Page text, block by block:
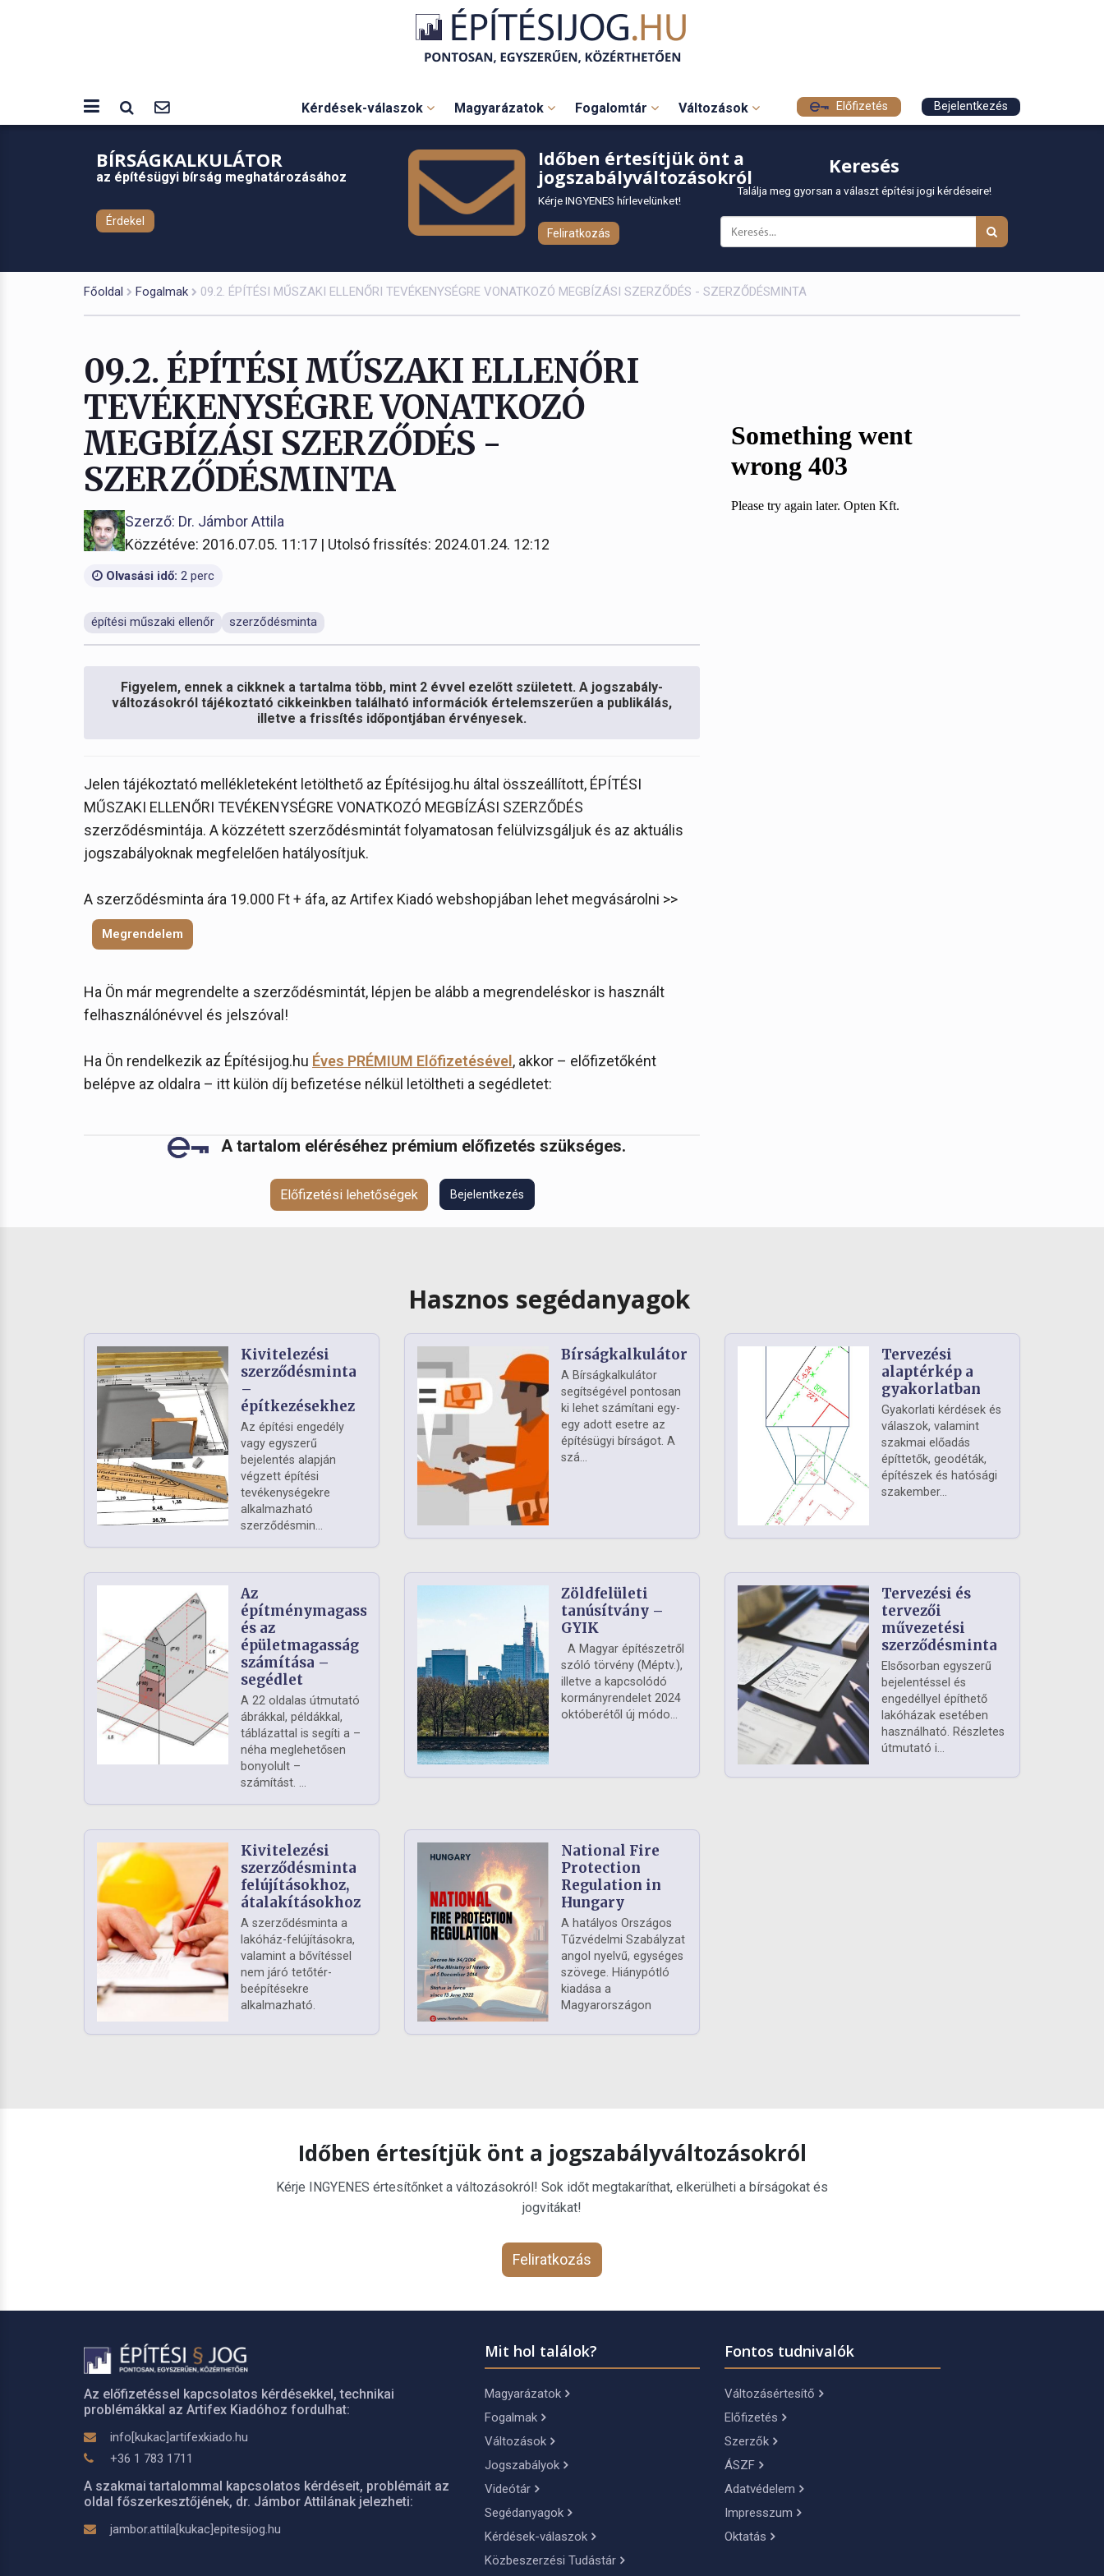
Kérdések-válaszok Magyarázatok Fogalomtár Változások Előfizetés Bejelentkezés
BÍRSÁGKALKULÁTOR
az építésügyi bírság meghatározásához
Érdekel
Időben értesítjük önt a
jogszabályváltozásokról
Kérje INGYENES hírlevelünket!
Feliratkozás
Keresés
Találja meg gyorsan a választ építési jogi kérdéseire!
Főoldal Fogalmak 09.2. ÉPÍTÉSI MŰSZAKI ELLENŐRI TEVÉKENYSÉGRE VONATKOZÓ MEGBÍZÁSI SZERZŐDÉS - SZERZŐDÉSMINTA
09.2. ÉPÍTÉSI MŰSZAKI ELLENŐRI
TEVÉKENYSÉGRE VONATKOZÓ
MEGBÍZÁSI SZERZŐDÉS -
SZERZŐDÉSMINTA
Szerző: Dr. Jámbor Attila
Közzétéve: 2016.07.05. 11:17 | Utolsó frissítés: 2024.01.24. 12:12
Olvasási idő: 2 perc
építési műszaki ellenőr szerződésminta
Figyelem, ennek a cikknek a tartalma több, mint 2 évvel ezelőtt született. A jogszabály-
változásokról tájékoztató cikkeinkben található információk értelemszerűen a publikálás,
illetve a frissítés időpontjában érvényesek.
Jelen tájékoztató mellékleteként letölthető az Építésijog.hu által összeállított, ÉPÍTÉSI
MŰSZAKI ELLENŐRI TEVÉKENYSÉGRE VONATKOZÓ MEGBÍZÁSI SZERZŐDÉS
szerződésmintája. A közzétett szerződésmintát folyamatosan felülvizsgáljuk és az aktuális
jogszabályoknak megfelelően hatályosítjuk.
A szerződésminta ára 19.000 Ft + áfa, az Artifex Kiadó webshopjában lehet megvásárolni >>
Megrendelem
Ha Ön már megrendelte a szerződésmintát, lépjen be alább a megrendeléskor is használt
felhasználónévvel és jelszóval!
Ha Ön rendelkezik az Építésijog.hu Éves PRÉMIUM Előfizetésével , akkor – előfizetőként
belépve az oldalra – itt külön díj befizetése nélkül letöltheti a segédletet:
A tartalom eléréséhez prémium előfizetés szükséges.
Előfizetési lehetőségek Bejelentkezés
Hasznos segédanyagok
Kivitelezési
szerződésminta
–
építkezésekhez
Az építési engedély
vagy egyszerű
bejelentés alapján
végzett építési
tevékenységekre
alkalmazható
szerződésmin...
Bírságkalkulátor
A Bírságkalkulátor
segítségével pontosan
ki lehet számítani egy-
egy adott esetre az
építésügyi bírságot. A
szá...
Tervezési
alaptérkép a
gyakorlatban
Gyakorlati kérdések és
válaszok, valamint
szakmai előadás
építtetők, geodéták,
építészek és hatósági
szakember...
Az
építménymagasság
és az
épületmagasság
számítása –
segédlet
A 22 oldalas útmutató
ábrákkal, példákkal,
táblázattal is segíti a –
néha meglehetősen
bonyolult –
számítást. ...
Zöldfelületi
tanúsítvány –
GYIK
A Magyar építészetről
szóló törvény (Méptv.),
illetve a kapcsolódó
kormányrendelet 2024
októberétől új módo...
Tervezési és
tervezői
művezetési
szerződésminta
Elsősorban egyszerű
bejelentéssel és
engedéllyel építhető
lakóházak esetében
használható. Részletes
útmutató i...
Kivitelezési
szerződésminta
felújításokhoz,
átalakításokhoz
A szerződésminta a
lakóház-felújításokra,
valamint a bővítéssel
nem járó tetőtér-
beépítésekre
alkalmazható.
National Fire
Protection
Regulation in
Hungary
A hatályos Országos
Tűzvédelmi Szabályzat
angol nyelvű, egységes
szövege. Hiánypótló
kiadása a
Magyarországon
Időben értesítjük önt a jogszabályváltozásokról
Kérje INGYENES értesítőnket a változásokról! Sok időt megtakaríthat, elkerülheti a bírságokat és
jogvitákat!
Feliratkozás
Az előfizetéssel kapcsolatos kérdésekkel, technikai
problémákkal az Artifex Kiadóhoz fordulhat:
info[kukac]artifexkiado.hu
+36 1 783 1711
A szakmai tartalommal kapcsolatos kérdéseit, problémáit az
oldal főszerkesztőjének, dr. Jámbor Attilának jelezheti:
jambor.attila[kukac]epitesijog.hu
Mit hol találok?
Magyarázatok
Fogalmak
Változások
Jogszabályok
Videótár
Segédanyagok
Kérdések-válaszok
Közbeszerzési Tudástár
Fontos tudnivalók
Változásértesítő
Előfizetés
Szerzők
ÁSZF
Adatvédelem
Impresszum
Oktatás